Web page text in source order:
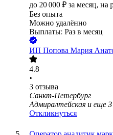
до 20 000 ₽ за месяц, на
Без опыта
Можно удалённо
Выплаты: Раз в месяц
ИП Попова Мария
4.8
•
3 отзыва
Санкт-Петербург
Адмиралтейская и еще 3
Откликнуться